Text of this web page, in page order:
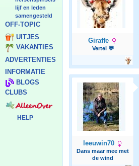
lijf en leden
samengesteld
OFF-TOPIC
UITJES
VAKANTIES
ADVERTENTIES
INFORMATIE
BLOGS
CLUBS
HELP
Giraffe
Vertel 💬
leeuwin70
Dans maar mee met
de wind